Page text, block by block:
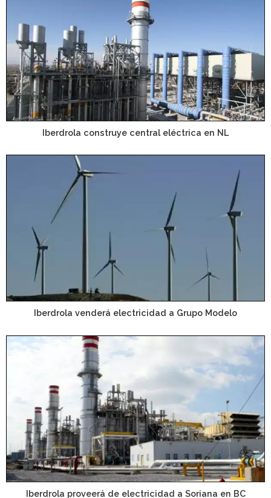
Iberdrola construye central eléctrica en NL
Iberdrola venderá electricidad a Grupo Modelo
Iberdrola proveerá de electricidad a Soriana en BC